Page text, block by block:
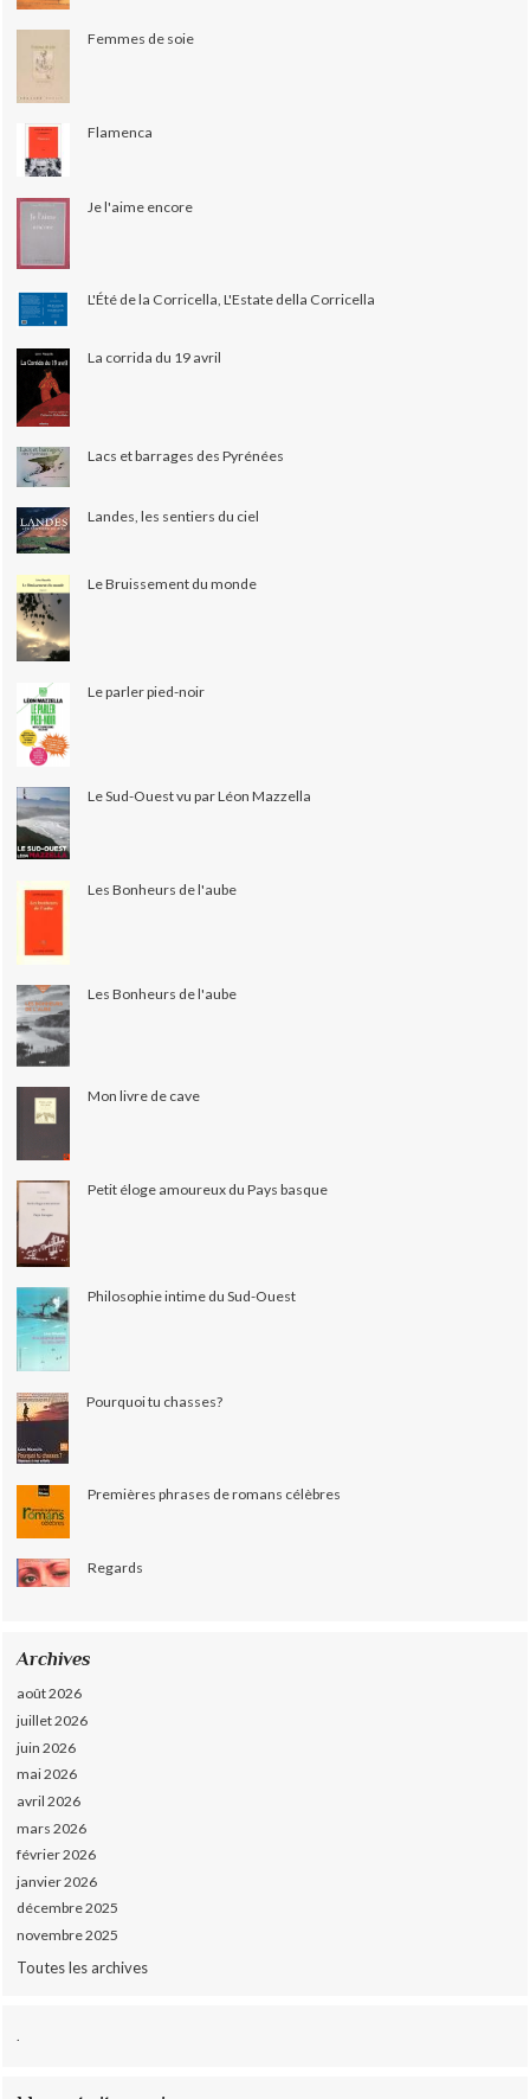
Femmes de soie
Flamenca
Je l'aime encore
L'Été de la Corricella, L'Estate della Corricella
La corrida du 19 avril
Lacs et barrages des Pyrénées
Landes, les sentiers du ciel
Le Bruissement du monde
Le parler pied-noir
Le Sud-Ouest vu par Léon Mazzella
Les Bonheurs de l'aube
Les Bonheurs de l'aube
Mon livre de cave
Petit éloge amoureux du Pays basque
Philosophie intime du Sud-Ouest
Pourquoi tu chasses?
Premières phrases de romans célèbres
Regards
Archives
août 2026
juillet 2026
juin 2026
mai 2026
avril 2026
mars 2026
février 2026
janvier 2026
décembre 2025
novembre 2025
Toutes les archives